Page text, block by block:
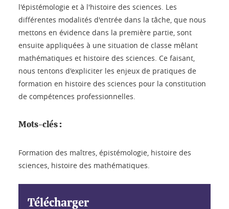
l'épistémologie et à l'histoire des sciences. Les
différentes modalités d'entrée dans la tâche, que nous
mettons en évidence dans la première partie, sont
ensuite appliquées à une situation de classe mêlant
mathématiques et histoire des sciences. Ce faisant,
nous tentons d'expliciter les enjeux de pratiques de
formation en histoire des sciences pour la constitution
de compétences professionnelles.
Mots-clés :
Formation des maîtres, épistémologie, histoire des
sciences, histoire des mathématiques.
Télécharger